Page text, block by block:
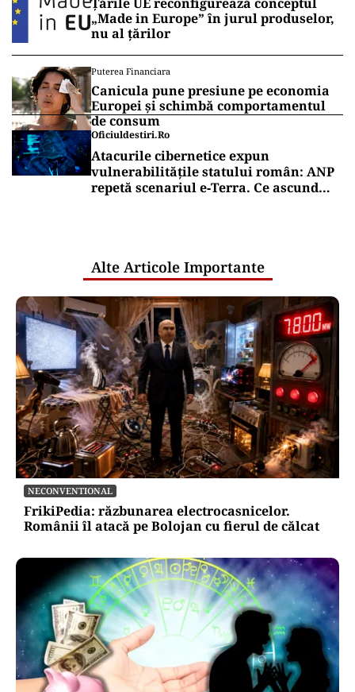
„Made in Europe” în jurul produselor,
nu al țărilor
Puterea Financiara
Canicula pune presiune pe economia
Europei și schimbă comportamentul
de consum
Oficiuldestiri.ro
Atacurile cibernetice expun
vulnerabilitățile statului român: ANP
repetă scenariul e‑Terra. Ce ascund
Alte Articole Importante
NECONVENTIONAL
FrikiPedia: răzbunarea electrocasnicelor.
Românii îl atacă pe Bolojan cu fierul de călcat